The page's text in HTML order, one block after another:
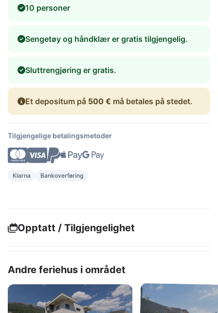
10 personer
Sengetøy og håndklær er gratis tilgjengelig.
Sluttrengjøring er gratis.
Et depositum på 500 € må betales på stedet.
Tilgjengelige betalingsmetoder
Klarna Bankoverføring
Opptatt / Tilgjengelighet
Andre feriehus i området